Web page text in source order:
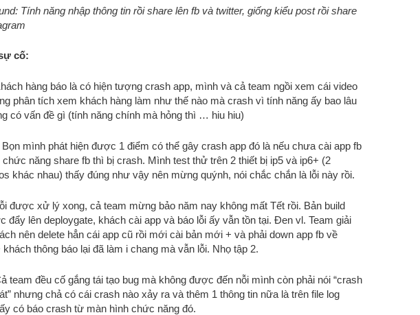
Tính năng nhập thông tin rồi share lên fb và twitter, giống kiểu post rồi share
cố:
hàng báo là có hiện tượng crash app, mình và cả team ngồi xem cái video
phân tích xem khách hàng làm như thế nào mà crash vì tính năng ấy bao lâu
có vấn đề gì (tính năng chính mà hỏng thì … hiu hiu)
Bọn mình phát hiện được 1 điểm có thể gây crash app đó là nếu chưa cài app fb
chức năng share fb thì bị crash. Mình test thử trên 2 thiết bị ip5 và ip6+ (2
khác nhau) thấy đúng như vậy nên mừng quýnh, nói chắc chắn là lỗi này rồi.
được xử lý xong, cả team mừng bảo năm nay không mất Tết rồi. Bản build
đẩy lên deploygate, khách cài app và báo lỗi ấy vẫn tồn tại. Đen vl. Team giải
nên delete hẳn cái app cũ rồi mới cài bản mới + và phải down app fb về
thông báo lại đã làm i chang mà vẫn lỗi. Nhọ tập 2.
team đều cố gắng tái tạo bug mà không được đến nỗi mình còn phải nói “crash
nhưng chả có cái crash nào xảy ra và thêm 1 thông tin nữa là trên file log
có báo crash từ màn hình chức năng đó.